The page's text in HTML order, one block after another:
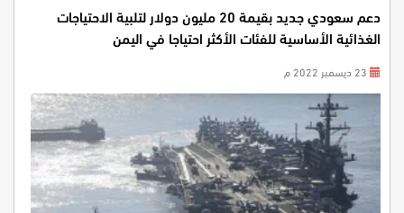
دعم سعودي جديد بقيمة 20 مليون دولار لتلبية الاحتياجات
الغذائية الأساسية للفئات الأكثر احتياجا في اليمن